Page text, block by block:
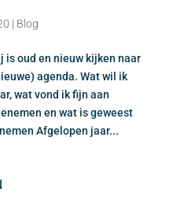
| Blog
is oud en nieuw kijken naar
agenda. Wat wil ik
wat vond ik fijn aan
en wat is geweest
Afgelopen jaar...